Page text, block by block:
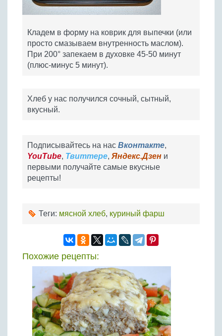
Кладем в форму на коврик для выпечки (или
просто смазываем внутренность маслом).
При 200° запекаем в духовке 45-50 минут
(плюс-минус 5 минут).
Хлеб у нас получился сочный, сытный,
вкусный.
Подписывайтесь на нас Вконтакте,
YouTube, Твиттере, Яндекс.Дзен и
первыми получайте самые вкусные
рецепты!
Теги: мясной хлеб, куриный фарш
Похожие рецепты: